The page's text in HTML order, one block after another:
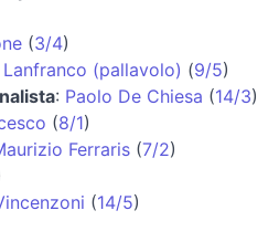
(3/4)
(pallavolo) (9/5)
: Paolo De Chiesa (14/3)
(8/1)
Ferraris (7/2)
(14/5)